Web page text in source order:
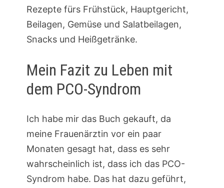
Rezepte fürs Frühstück, Hauptgericht,
Beilagen, Gemüse und Salatbeilagen,
Snacks und Heißgetränke.
Mein Fazit zu Leben mit
dem PCO-Syndrom
Ich habe mir das Buch gekauft, da
meine Frauenärztin vor ein paar
Monaten gesagt hat, dass es sehr
wahrscheinlich ist, dass ich das PCO-
Syndrom habe. Das hat dazu geführt,